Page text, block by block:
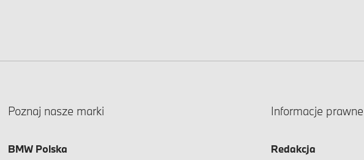
Poznaj nasze marki
BMW Polska
Informacje prawne
Redakcja